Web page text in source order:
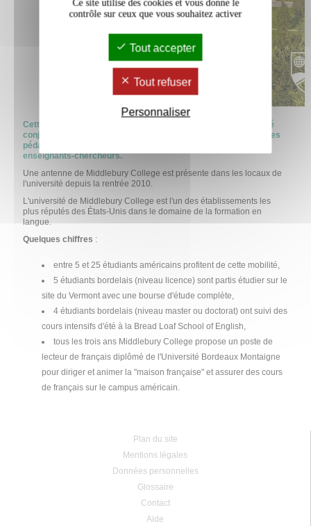
Cette opportunité de mobilité est la concrétisation d'une volonté
conjointe des deux établissements, de proposer des expériences
pédagogiques exceptionnelles tant à leurs étudiants qu'à leurs
enseignants-chercheurs.
Une antenne de Middlebury College est présente dans les locaux de
l'université depuis la rentrée 2010.
L'université de Middlebury College est l'un des établissements les
plus réputés des États-Unis dans le domaine de la formation en
langue.
Quelques chiffres :
entre 5 et 25 étudiants américains profitent de cette mobilité,
5 étudiants bordelais (niveau licence) sont partis étudier sur le
site du Vermont avec une bourse d'étude complète,
4 étudiants bordelais (niveau master ou doctorat) ont suivi des
cours intensifs d'été à la Bread Loaf School of English,
tous les trois ans Middlebury College propose un poste de
lecteur de français diplômé de l'Université Bordeaux Montaigne
pour diriger et animer la "maison française" et assurer des cours
de français sur le campus américain.
Plan du site
Mentions légales
Données personnelles
Glossaire
Contact
Aide
Ce site utilise des cookies et vous donne le
contrôle sur ceux que vous souhaitez activer
Tout accepter
Tout refuser
Personnaliser